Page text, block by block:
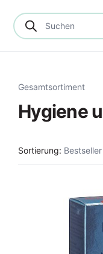
Gesamtsortiment
Hygiene
Sortierung: Bestseller